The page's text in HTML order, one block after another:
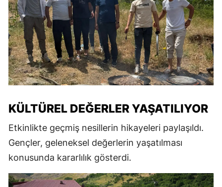
KÜLTÜREL DEĞERLER YAŞATILIYOR
Etkinlikte geçmiş nesillerin hikayeleri paylaşıldı.
Gençler, geleneksel değerlerin yaşatılması
konusunda kararlılık gösterdi.